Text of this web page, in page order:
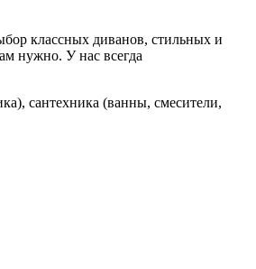
классных диванов, стильных и
нужно. У нас всегда
сантехника (ванны, смесители,